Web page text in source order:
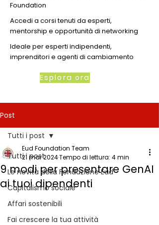
Foundation
Accedi a corsi tenuti da esperti,
mentorship e opportunità di networking
Ideale per esperti indipendenti,
imprenditori e agenti di cambiamento
Esplora ora
Post
Tutti i post
Le novità della Fondazione Eud
Capitalismo sociale
Affari sostenibili
Fai crescere la tua attività
Tutti i post
9 modi per presentare GenAI
ai tuoi dipendenti
Eud Foundation Team
21 mar 2024Tempo di lettura: 4 min